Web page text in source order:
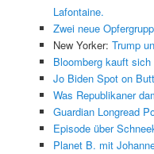
Lafontaine.
Zwei neue
New Yorker: Trump
Bloomberg kauft
Jo Biden Spot on
Was Republikaner
Guardian Longread
Episode über
Planet B. mit